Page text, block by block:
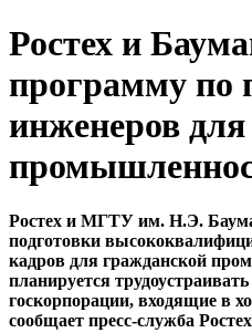
Ростех и
программу по
инженеров
Ростех и МГТУ им. Н.Э.
подготовки
кадров для гражданской
планируется
госкорпорации, входящие в
сообщает пресс-служба